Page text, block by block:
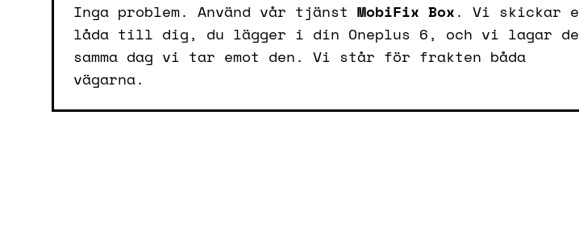
Inga problem. Använd vår tjänst MobiFix Box. Vi skickar
låda till dig, du lägger i din Oneplus 6, och vi lagar
samma dag vi tar emot den. Vi står för frakten båda
vägarna.